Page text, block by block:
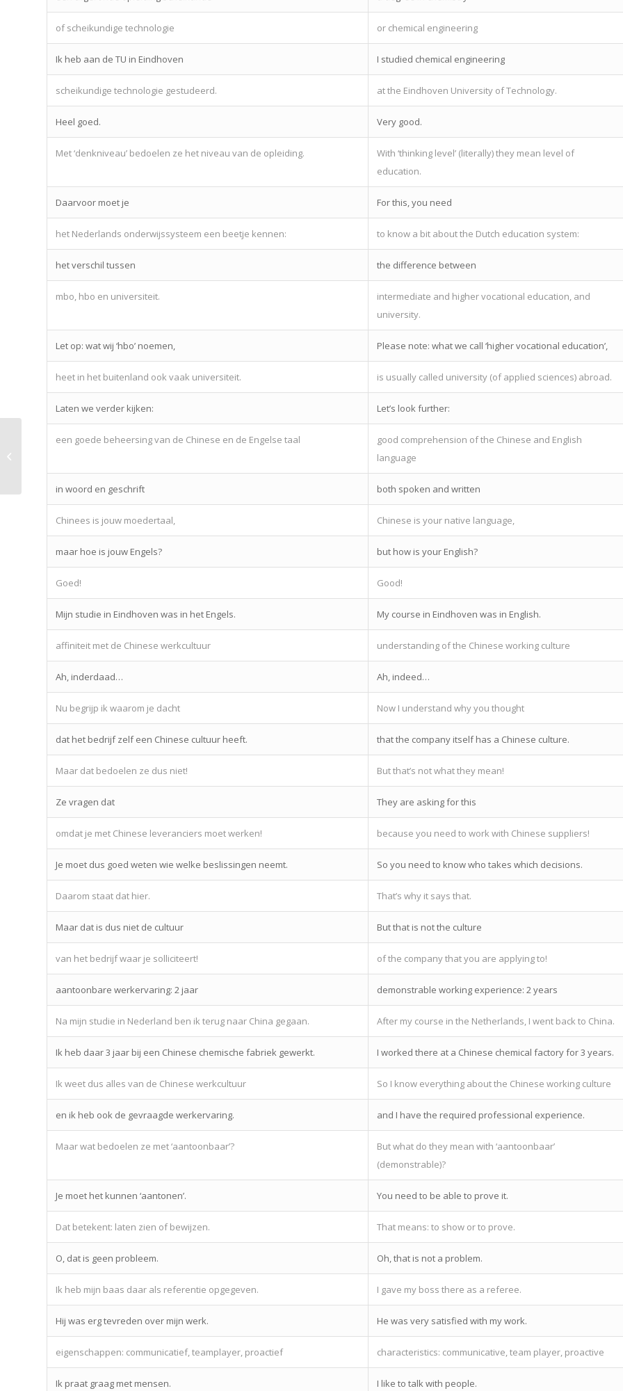
of scheikundige technologie or chemical engineering
Ik heb aan de TU in Eindhoven I studied chemical engineering
scheikundige technologie gestudeerd. at the Eindhoven University of Technology.
Heel goed. Very good.
Met ‘denkniveau’ bedoelen ze het niveau van de opleiding.
With ‘thinking level’ (literally) they mean level of
education.
Daarvoor moet je For this, you need
het Nederlands onderwijssysteem een beetje kennen: to know a bit about the Dutch education system:
het verschil tussen the difference between
mbo, hbo en universiteit.
intermediate and higher vocational education, and
university.
Let op: wat wij ‘hbo’ noemen, Please note: what we call ‘higher vocational education’,
heet in het buitenland ook vaak universiteit. is usually called university (of applied sciences) abroad.
Laten we verder kijken: Let’s look further:
een goede beheersing van de Chinese en de Engelse taal
good comprehension of the Chinese and English
language
in woord en geschrift both spoken and written
Chinees is jouw moedertaal, Chinese is your native language,
maar hoe is jouw Engels? but how is your English?
Goed! Good!
Mijn studie in Eindhoven was in het Engels. My course in Eindhoven was in English.
affiniteit met de Chinese werkcultuur understanding of the Chinese working culture
Ah, inderdaad… Ah, indeed…
Nu begrijp ik waarom je dacht Now I understand why you thought
dat het bedrijf zelf een Chinese cultuur heeft. that the company itself has a Chinese culture.
Maar dat bedoelen ze dus niet! But that’s not what they mean!
Ze vragen dat They are asking for this
omdat je met Chinese leveranciers moet werken! because you need to work with Chinese suppliers!
Je moet dus goed weten wie welke beslissingen neemt. So you need to know who takes which decisions.
Daarom staat dat hier. That’s why it says that.
Maar dat is dus niet de cultuur But that is not the culture
van het bedrijf waar je solliciteert! of the company that you are applying to!
aantoonbare werkervaring: 2 jaar demonstrable working experience: 2 years
Na mijn studie in Nederland ben ik terug naar China gegaan. After my course in the Netherlands, I went back to China.
Ik heb daar 3 jaar bij een Chinese chemische fabriek gewerkt. I worked there at a Chinese chemical factory for 3 years.
Ik weet dus alles van de Chinese werkcultuur So I know everything about the Chinese working culture
en ik heb ook de gevraagde werkervaring. and I have the required professional experience.
Maar wat bedoelen ze met ‘aantoonbaar’?
But what do they mean with ‘aantoonbaar’
(demonstrable)?
Je moet het kunnen ‘aantonen’. You need to be able to prove it.
Dat betekent: laten zien of bewijzen. That means: to show or to prove.
O, dat is geen probleem. Oh, that is not a problem.
Ik heb mijn baas daar als referentie opgegeven. I gave my boss there as a referee.
Hij was erg tevreden over mijn werk. He was very satisfied with my work.
eigenschappen: communicatief, teamplayer, proactief characteristics: communicative, team player, proactive
Ik praat graag met mensen. I like to talk with people.
Lesson 25 – Job application